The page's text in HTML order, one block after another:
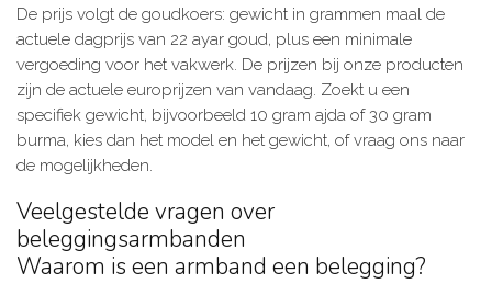
De prijs volgt de goudkoers: gewicht in grammen maal de
actuele dagprijs van 22 ayar goud, plus een minimale
vergoeding voor het vakwerk. De prijzen bij onze producten
zijn de actuele europrijzen van vandaag. Zoekt u een
specifiek gewicht, bijvoorbeeld 10 gram ajda of 30 gram
burma, kies dan het model en het gewicht, of vraag ons naar
de mogelijkheden.
Veelgestelde vragen over
beleggingsarmbanden
Waarom is een armband een belegging?